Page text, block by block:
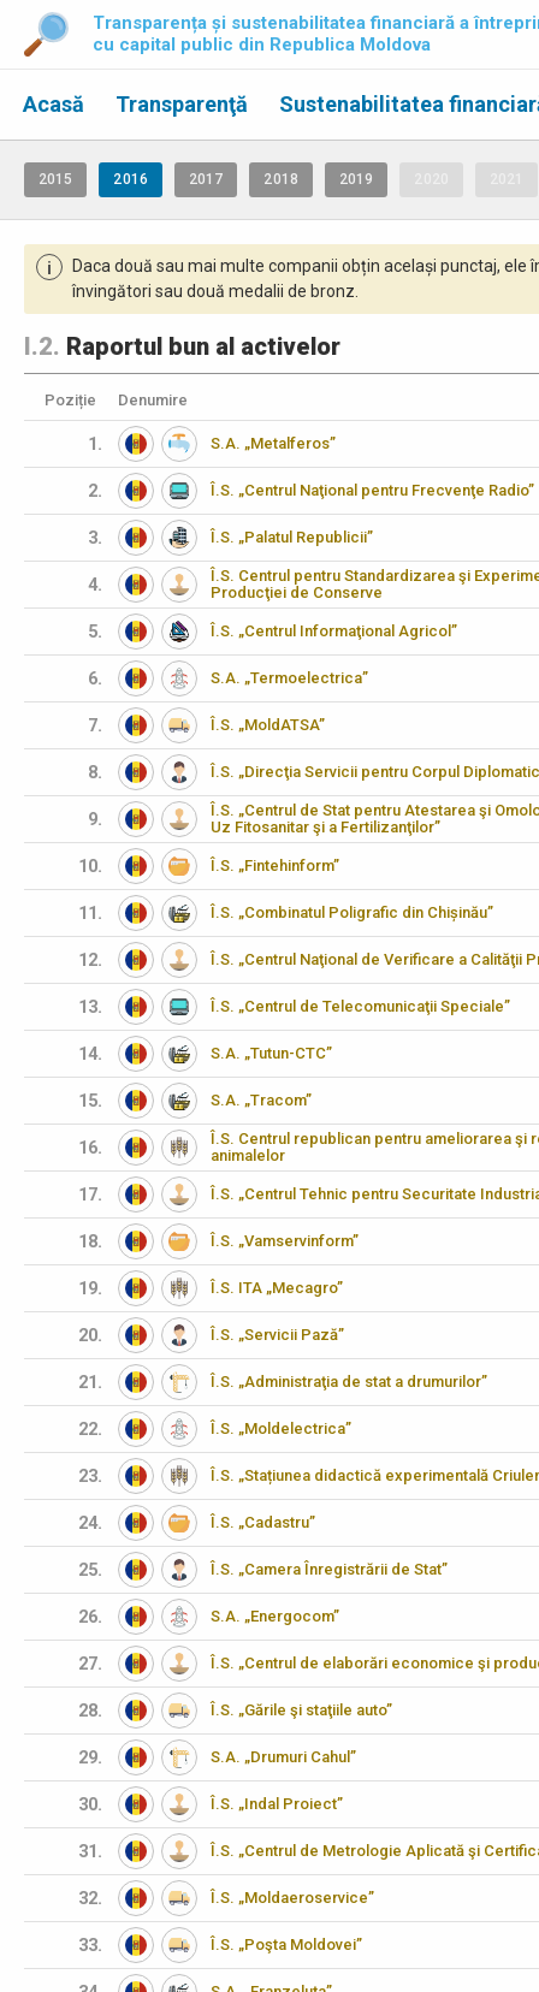
Transparența și sustenabilitatea financiară a
cu capital public din Republica Moldova
Acasă Transparenţă Sustenabilitatea
2015 2016 2017 2018 2019
i
Daca două sau mai multe companii obțin același punctaj,
învingători sau două medalii de bronz.
I.2. Raportul bun al activelor
Poziție Denumire
1. S.A. „Metalferos”
2. Î.S. „Centrul Naţional pentru Frecvenţe Radio”
3. Î.S. „Palatul Republicii”
4.
Î.S. Centrul pentru Standardizarea şi
Producţiei de Conserve
5. Î.S. „Centrul Informaţional Agricol”
6. S.A. „Termoelectrica”
7. Î.S. „MoldATSA”
8. Î.S. „Direcţia Servicii pentru Corpul
9.
Î.S. „Centrul de Stat pentru Atestarea şi
Uz Fitosanitar şi a Fertilizanţilor”
10. Î.S. „Fintehinform”
11. Î.S. „Combinatul Poligrafic din Chișinău”
12. Î.S. „Centrul Naţional de Verificare a Calităţii
13. Î.S. „Centrul de Telecomunicaţii Speciale”
14. S.A. „Tutun-CTC”
15. S.A. „Tracom”
16.
Î.S. Centrul republican pentru ameliorarea şi
animalelor
17. Î.S. „Centrul Tehnic pentru Securitate
18. Î.S. „Vamservinform”
19. Î.S. ITA „Mecagro”
20. Î.S. „Servicii Pază”
21. Î.S. „Administraţia de stat a drumurilor”
22. Î.S. „Moldelectrica”
23. Î.S. „Stațiunea didactică experimentală
24. Î.S. „Cadastru”
25. Î.S. „Camera Înregistrării de Stat”
26. S.A. „Energocom”
27. Î.S. „Centrul de elaborări economice şi
28. Î.S. „Gările şi staţiile auto”
29. S.A. „Drumuri Cahul”
30. Î.S. „Indal Proiect”
31. Î.S. „Centrul de Metrologie Aplicată şi
32. Î.S. „Moldaeroservice”
33. Î.S. „Poşta Moldovei”